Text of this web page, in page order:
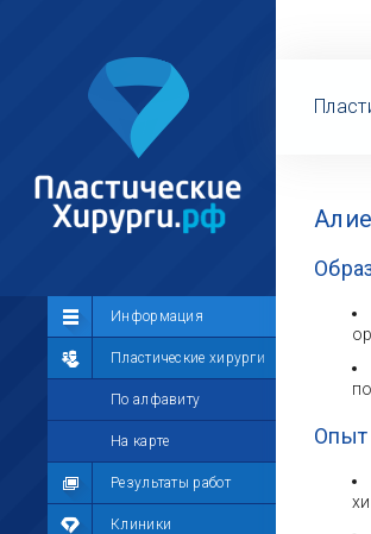
Информация
Пластические хирурги
По алфавиту
На карте
Результаты работ
Клиники
Сообщество
Лента
Участники
Мой профиль
Мои сообщения
Мои фотографии
Опыт